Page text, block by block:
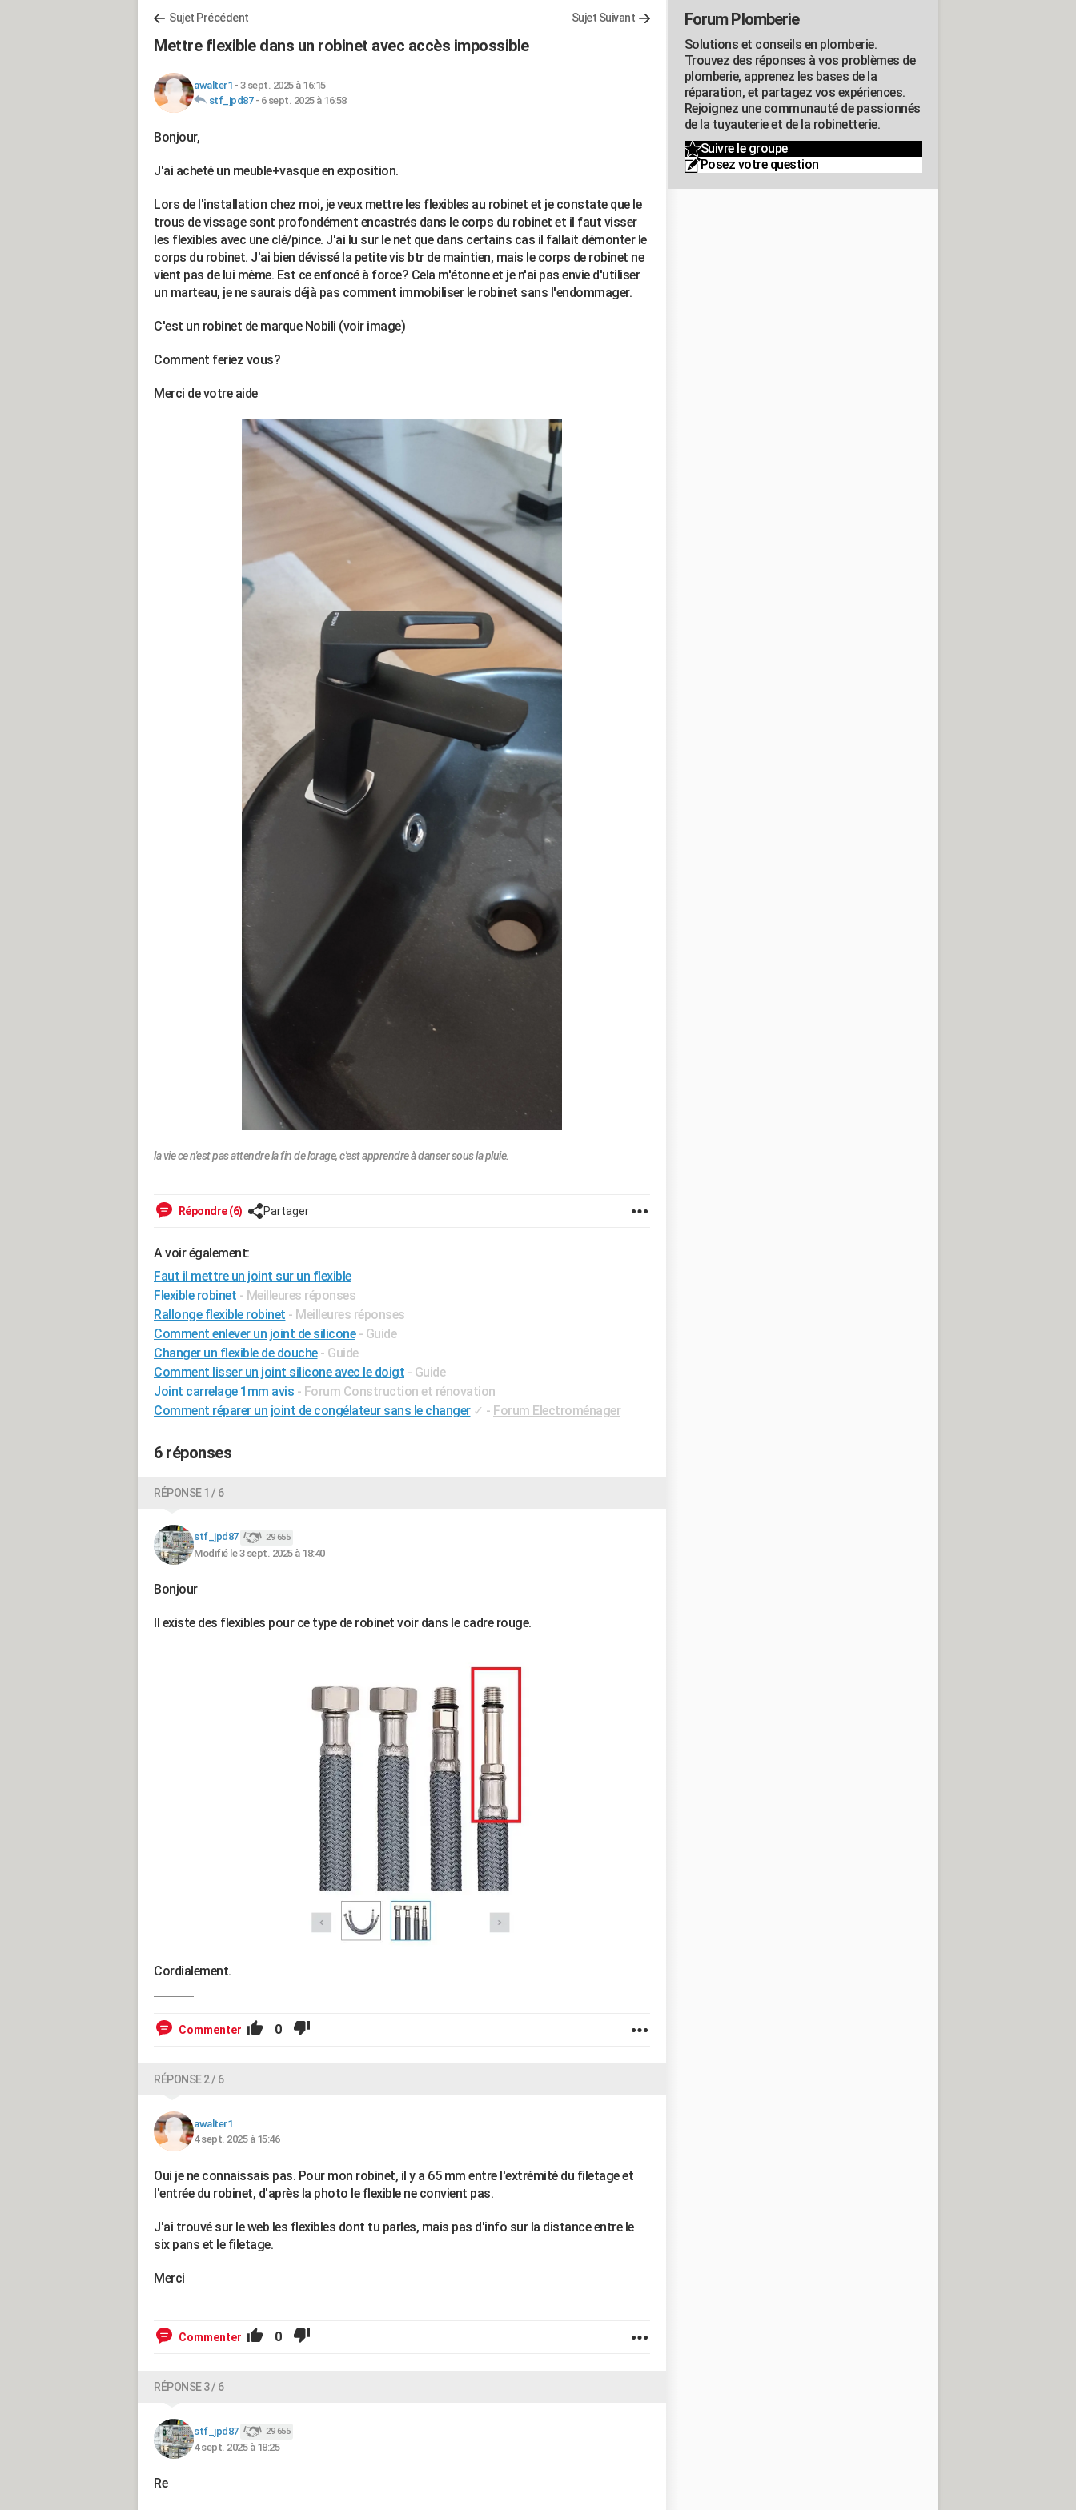
Sujet Précédent Sujet Suivant
Mettre flexible dans un robinet avec accès impossible
awalter1 - 3 sept. 2025 à 16:15
stf_jpd87- 6 sept. 2025 à 16:58
Bonjour,
J'ai acheté un meuble+vasque en exposition.
Lors de l'installation chez moi, je veux mettre les flexibles au robinet et je constate que le
trous de vissage sont profondément encastrés dans le corps du robinet et il faut visser
les flexibles avec une clé/pince. J'ai lu sur le net que dans certains cas il fallait démonter le
corps du robinet. J'ai bien dévissé la petite vis btr de maintien, mais le corps de robinet ne
vient pas de lui même. Est ce enfoncé à force? Cela m'étonne et je n'ai pas envie d'utiliser
un marteau, je ne saurais déjà pas comment immobiliser le robinet sans l'endommager.
C'est un robinet de marque Nobili (voir image)
Comment feriez vous?
Merci de votre aide
la vie ce n'est pas attendre la fin de l'orage, c'est apprendre à danser sous la pluie.
Répondre (6) Partager
A voir également:
Faut il mettre un joint sur un flexible
Flexible robinet - Meilleures réponses
Rallonge flexible robinet - Meilleures réponses
Comment enlever un joint de silicone - Guide
Changer un flexible de douche - Guide
Comment lisser un joint silicone avec le doigt - Guide
Joint carrelage 1mm avis - Forum Construction et rénovation
Comment réparer un joint de congélateur sans le changer ✓ - Forum Electroménager
6 réponses
RÉPONSE 1 / 6
stf_jpd87 29 655
Modifié le 3 sept. 2025 à 18:40
Bonjour
Il existe des flexibles pour ce type de robinet voir dans le cadre rouge.
Cordialement.
Commenter 0
RÉPONSE 2 / 6
awalter1
4 sept. 2025 à 15:46
Oui je ne connaissais pas. Pour mon robinet, il y a 65 mm entre l'extrémité du filetage et
l'entrée du robinet, d'après la photo le flexible ne convient pas.
J'ai trouvé sur le web les flexibles dont tu parles, mais pas d'info sur la distance entre le
six pans et le filetage.
Merci
Commenter 0
RÉPONSE 3 / 6
stf_jpd87 29 655
4 sept. 2025 à 18:25
Re
Forum Plomberie
Solutions et conseils en plomberie.
Trouvez des réponses à vos problèmes de
plomberie, apprenez les bases de la
réparation, et partagez vos expériences.
Rejoignez une communauté de passionnés
de la tuyauterie et de la robinetterie.
Suivre le groupe
Posez votre question